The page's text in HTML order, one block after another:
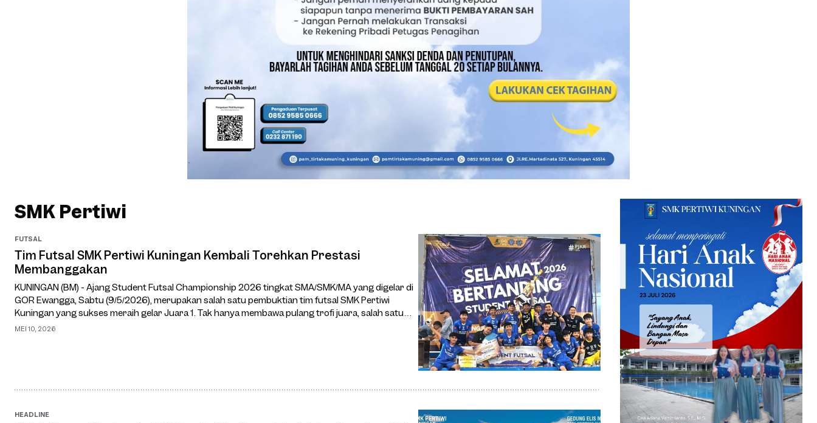
SMK Pertiwi
FUTSAL
Tim Futsal SMK Pertiwi Kuningan Kembali Torehkan Prestasi
Membanggakan
KUNINGAN (BM) - Ajang Student Futsal Championship 2026 tingkat SMA/SMK/MA yang digelar di
GOR Ewangga, Sabtu (9/5/2026), merupakan salah satu pembuktian tim futsal SMK Pertiwi
Kuningan yang sukses meraih gelar Juara 1. Tak hanya membawa pulang trofi juara, salah satu
pemain andalan SMK Pertiwi Kuni…
MEI 10, 2026
HEADLINE